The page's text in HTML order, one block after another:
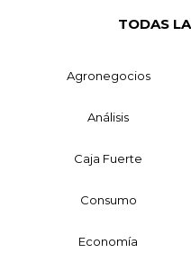
TODAS
Agronegocios
Análisis
Caja Fuerte
Consumo
Economía